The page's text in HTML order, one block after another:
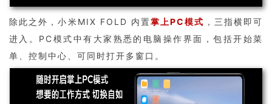
除此之外，小米MIX FOLD 内置掌上PC模式 ，三指横即可
进入。PC模式中有大家熟悉的电脑操作界面，包括开始菜
单、控制中心、可同时打开多窗口。